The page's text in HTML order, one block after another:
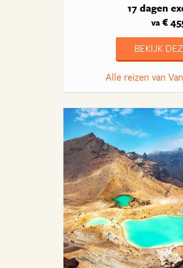
17 dagen
va €
BEKIJK
Alle reizen van